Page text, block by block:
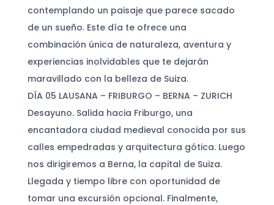
contemplando un paisaje que parece sacado
de un sueño. Este día te ofrece una
combinación única de naturaleza, aventura y
experiencias inolvidables que te dejarán
maravillado con la belleza de Suiza.
DÍA 05 LAUSANA – FRIBURGO – BERNA – ZURICH
Desayuno. Salida hacia Friburgo, una
encantadora ciudad medieval conocida por sus
calles empedradas y arquitectura gótica. Luego
nos dirigiremos a Berna, la capital de Suiza.
Llegada y tiempo libre con oportunidad de
tomar una excursión opcional. Finalmente,